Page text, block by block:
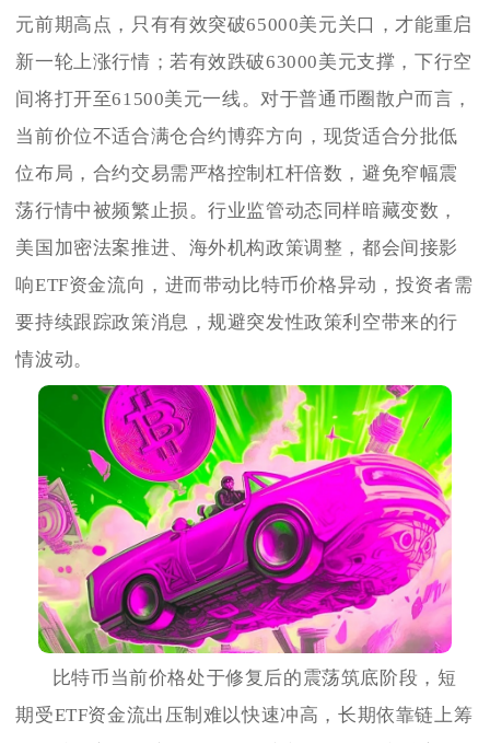
元前期高点，只有有效突破65000美元关口，才能重启
新一轮上涨行情；若有效跌破63000美元支撑，下行空
间将打开至61500美元一线。对于普通币圈散户而言，
当前价位不适合满仓合约博弈方向，现货适合分批低
位布局，合约交易需严格控制杠杆倍数，避免窄幅震
荡行情中被频繁止损。行业监管动态同样暗藏变数，
美国加密法案推进、海外机构政策调整，都会间接影
响ETF资金流向，进而带动比特币价格异动，投资者需
要持续跟踪政策消息，规避突发性政策利空带来的行
情波动。
比特币当前价格处于修复后的震荡筑底阶段，短
期受ETF资金流出压制难以快速冲高，长期依靠链上筹